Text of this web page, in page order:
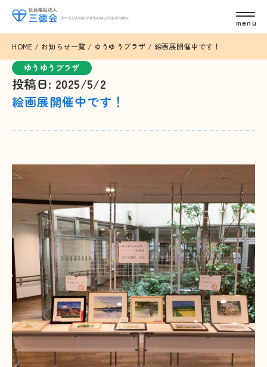
HOME / お知らせ一覧 / ゆうゆうプラザ / 絵画展開催中です！
ゆうゆうプラザ
投稿日: 2025/5/2
絵画展開催中です！